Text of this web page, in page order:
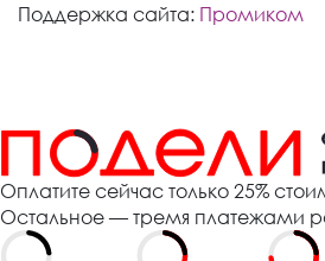
Поддержка сайта: Промиком
Оплатите сейчас только 25%
Остальное — тремя платежами